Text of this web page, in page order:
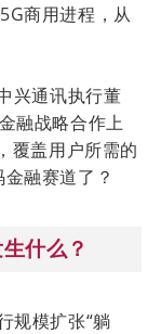
商用进程，从
兴通讯执行董
融战略合作上
覆盖用户所需的
融赛道了？
什么？
规模扩张“躺